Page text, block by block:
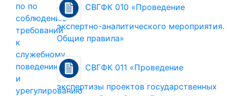
по по
соблюдению
требований
к
служебному
поведению
и
урегулированию
СВГФК 010 «Проведение
экспертно-аналитического мероприятия.
Общие правила»
СВГФК 011 «Проведение
экспертизы проектов государственных